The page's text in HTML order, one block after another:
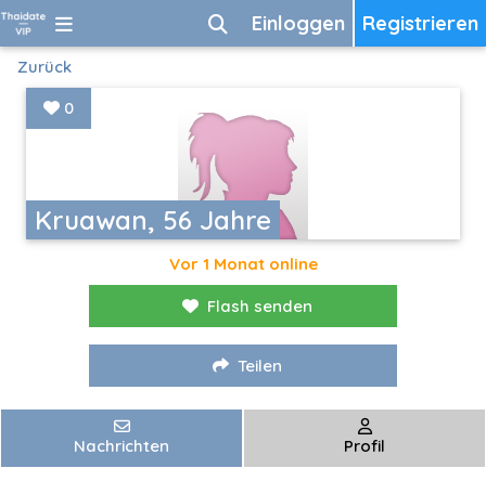
Registrieren
Einloggen
Zurück
Kruawan, 56 Jahre
0
Vor 1 Monat online
Flash senden
Teilen
Nachrichten Profil